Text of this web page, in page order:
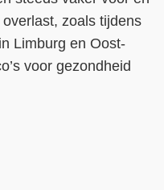
zoals tijdens
Limburg en Oost-
voor gezondheid